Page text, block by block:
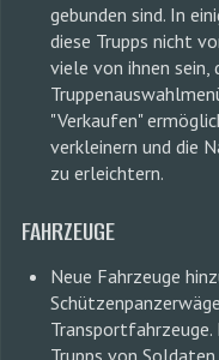
gebunden sind. In
diese Trupps nicht
viele von ihnen sein,
"Verkaufen"
verkleinern und die
zu erleichtern.
FAHRZEUGE
Neue Fahrzeuge
Transportfahrzeuge.